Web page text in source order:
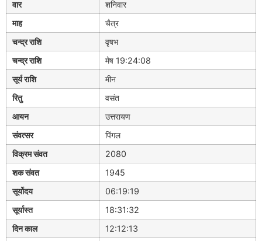
वार
शनिवार
माह
चैत्र
चन्द्र राशि
वृषभ
चन्द्र राशि
मेष 19:24:08
सूर्य राशि
मीन
रितु
वसंत
आयन
उत्तरायण
संवत्सर
पिंगल
विक्रम संवत
2080
शक संवत
1945
सूर्योदय
06:19:19
सूर्यास्त
18:31:32
दिन काल
12:12:13